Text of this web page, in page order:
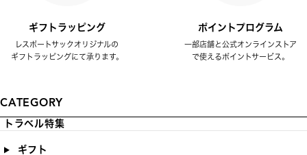
ギフトラッピング
レスポートサックオリジナルの
ギフトラッピングにて承ります。
ポイントプログラム
一部店舗と公式オンラインストア
で使えるポイントサービス。
CATEGORY
トラベル特集
ギフト